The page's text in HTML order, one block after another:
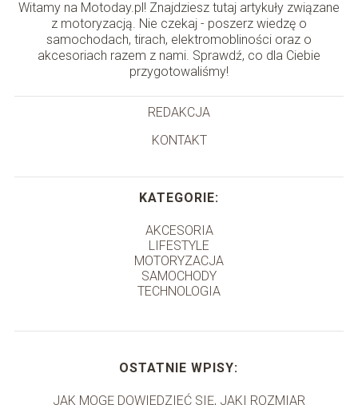
Witamy na Motoday.pl! Znajdziesz tutaj artykuły związane
z motoryzacją. Nie czekaj - poszerz wiedzę o
samochodach, tirach, elektromobliności oraz o
akcesoriach razem z nami. Sprawdź, co dla Ciebie
przygotowaliśmy!
REDAKCJA
KONTAKT
KATEGORIE:
AKCESORIA
LIFESTYLE
MOTORYZACJA
SAMOCHODY
TECHNOLOGIA
OSTATNIE WPISY:
JAK MOGĘ DOWIEDZIEĆ SIĘ, JAKI ROZMIAR